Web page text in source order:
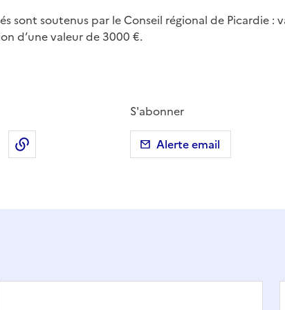
sont soutenus par le Conseil régional de Picardie :
d’une valeur de 3000 €.
Twitter)
sur LinkedIn
Partager par emailCopier dans le presse-papier
S'abonner
Alerte email